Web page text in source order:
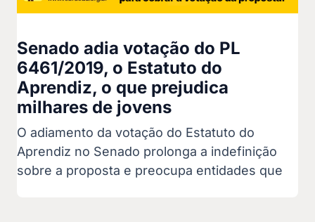
Senado adia votação do PL
6461/2019, o Estatuto do
Aprendiz, o que prejudica
milhares de jovens
O adiamento da votação do Estatuto do
Aprendiz no Senado prolonga a indefinição
sobre a proposta e preocupa entidades que